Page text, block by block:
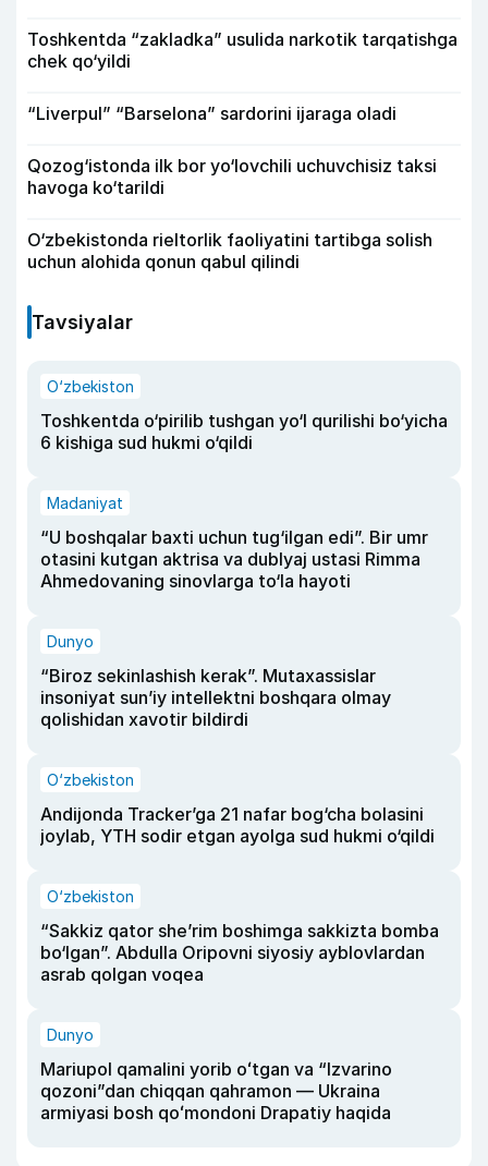
Toshkentda “zakladka” usulida narkotik tarqatishga
chek qo‘yildi
“Liverpul” “Barselona” sardorini ijaraga oladi
Qozog‘istonda ilk bor yo‘lovchili uchuvchisiz taksi
havoga ko‘tarildi
O‘zbekistonda rieltorlik faoliyatini tartibga solish
uchun alohida qonun qabul qilindi
Tavsiyalar
O‘zbekiston
Toshkentda o‘pirilib tushgan yo‘l qurilishi bo‘yicha
6 kishiga sud hukmi o‘qildi
Madaniyat
“U boshqalar baxti uchun tug‘ilgan edi”. Bir umr
otasini kutgan aktrisa va dublyaj ustasi Rimma
Ahmedovaning sinovlarga to‘la hayoti
Dunyo
“Biroz sekinlashish kerak”. Mutaxassislar
insoniyat sun’iy intellektni boshqara olmay
qolishidan xavotir bildirdi
O‘zbekiston
Andijonda Tracker’ga 21 nafar bog‘cha bolasini
joylab, YTH sodir etgan ayolga sud hukmi o‘qildi
O‘zbekiston
“Sakkiz qator she’rim boshimga sakkizta bomba
bo‘lgan”. Abdulla Oripovni siyosiy ayblovlardan
asrab qolgan voqea
Dunyo
Mariupol qamalini yorib oʻtgan va “Izvarino
qozoni”dan chiqqan qahramon — Ukraina
armiyasi bosh qoʻmondoni Drapatiy haqida